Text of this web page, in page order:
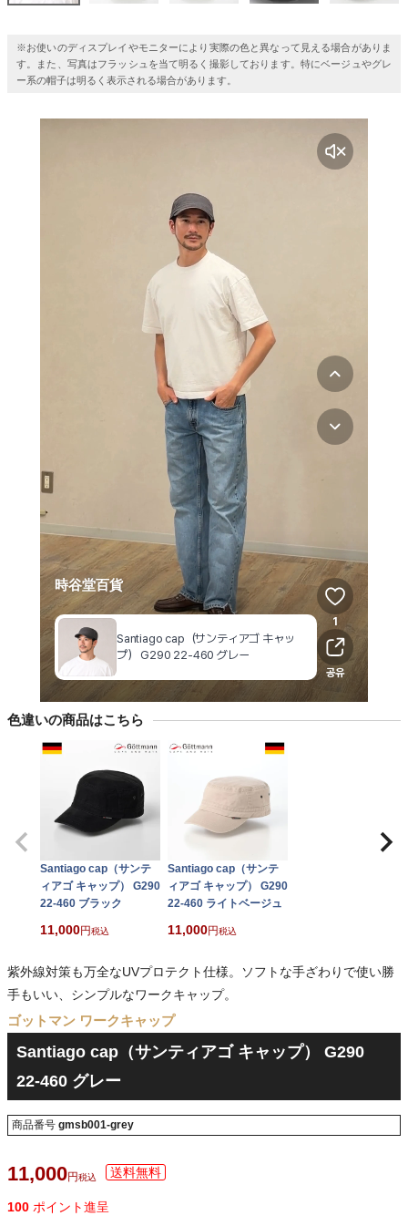
※お使いのディスプレイやモニターにより実際の色と異なって見える場合がありま
す。また、写真はフラッシュを当て明るく撮影しております。特にベージュやグレ
ー系の帽子は明るく表示される場合があります。
色違いの商品はこちら
Santiago cap（サンテ
ィアゴ キャップ） G290
22-460 ブラック
11,000 税込
Santiago cap（サンテ
ィアゴ キャップ） G290
22-460 ライトベージュ
11,000 税込
紫外線対策も万全なUVプロテクト仕様。ソフトな手ざわりで使い勝
手もいい、シンプルなワークキャップ。
ゴットマン ワークキャップ
Santiago cap（サンティアゴ キャップ） G290
22-460 グレー
商品番号 gmsb001-grey
11,000 税込
100 ポイント進呈